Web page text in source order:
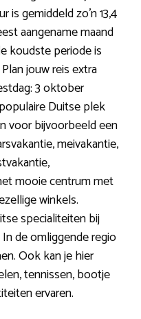
gemiddeld zo’n 13,4
aangename maand
koudste periode is
jouw reis extra
3 oktober
Duitse plek
voor bijvoorbeeld een
meivakantie,
mooie centrum met
winkels.
specialiteiten bij
de omliggende regio
Ook kan je hier
tennissen, bootje
ervaren.